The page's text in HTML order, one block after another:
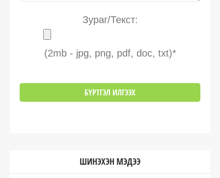
Зураг/Текст:
(2mb - jpg, png, pdf, doc, txt)*
ШИНЭХЭН МЭДЭЭ